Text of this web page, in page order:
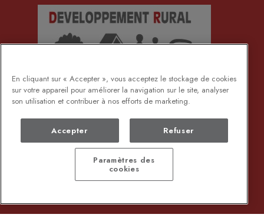
En cliquant sur « Accepter », vous acceptez le stockage de cookies
sur votre appareil pour améliorer la navigation sur le site, analyser
son utilisation et contribuer à nos efforts de marketing.
Accepter Refuser
Paramètres des
cookies